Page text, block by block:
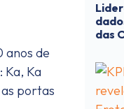
anos de
Ka
portas
das